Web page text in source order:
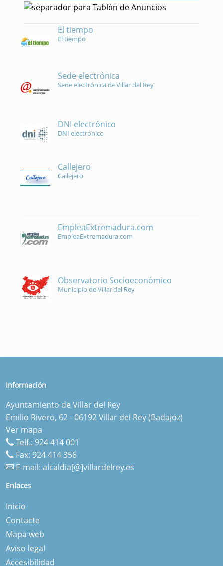
El tiempo
El tiempo
Sede electrónica
Sede electrónica de Villar del Rey
DNI electrónico
DNI electrónico
Callejero
Callejero
EmpleaExtremadura.com
EmpleaExtremadura.com
Observatorio Socioeconómico
Municipio de Villar del Rey
Información
Ayuntamiento de Villar del Rey
Emilio Rivero, 62 - 06192 Villar del Rey (Badajoz)
Ver mapa
Telf.: 924 414 001
Fax: 924 414 356
E-mail: alcaldia[@]villardelrey.es
Enlaces
Inicio
Contacte
Mapa web
Aviso legal
Accesibilidad